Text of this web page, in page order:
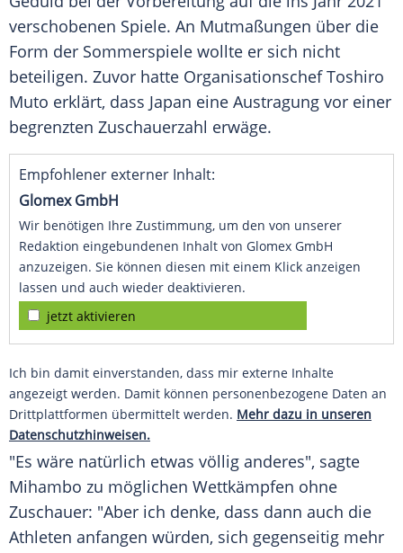
verschobenen Spiele. An Mutmaßungen über die
Form der Sommerspiele wollte er sich nicht
beteiligen. Zuvor hatte Organisationschef Toshiro
Muto erklärt, dass Japan eine Austragung vor einer
begrenzten Zuschauerzahl erwäge.
Empfohlener externer Inhalt:
Glomex GmbH
Wir benötigen Ihre Zustimmung, um den von unserer
Redaktion eingebundenen Inhalt von Glomex GmbH
anzuzeigen. Sie können diesen mit einem Klick anzeigen
lassen und auch wieder deaktivieren.
jetzt aktivieren
Ich bin damit einverstanden, dass mir externe Inhalte
angezeigt werden. Damit können personenbezogene Daten an
Drittplattformen übermittelt werden. Mehr dazu in unseren
Datenschutzhinweisen.
"Es wäre natürlich etwas völlig anderes", sagte
Mihambo zu möglichen Wettkämpfen ohne
Zuschauer: "Aber ich denke, dass dann auch die
Athleten anfangen würden, sich gegenseitig mehr